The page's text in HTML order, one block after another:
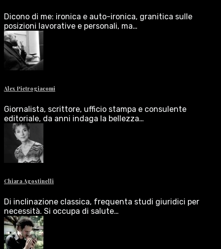
Dicono di me: ironica e auto-ironica, granitica sulle
posizioni lavorative e personali, ma…
Alex Pietrogiacomi
Giornalista, scrittore, ufficio stampa e consulente
editoriale, da anni indaga la bellezza…
Chiara Agostinelli
Di inclinazione classica, frequenta studi giuridici per
necessità. Si occupa di salute…